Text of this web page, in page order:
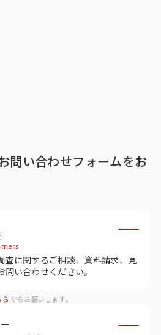
チ
問い合わせフォームをお
査に関するご相談、資料請求、見
い合わせください。
ら からお願いします。